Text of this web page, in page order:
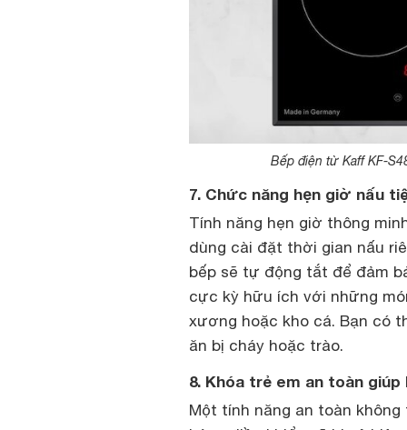
Bếp điện từ Kaff KF-
7. Chức năng hẹn giờ nấu
Tính năng hẹn giờ thông
dùng cài đặt thời gian nấu
bếp sẽ tự động tắt để đảm
cực kỳ hữu ích với những
xương hoặc kho cá. Bạn có
ăn bị cháy hoặc trào.
8. Khóa trẻ em an toàn
Một tính năng an toàn